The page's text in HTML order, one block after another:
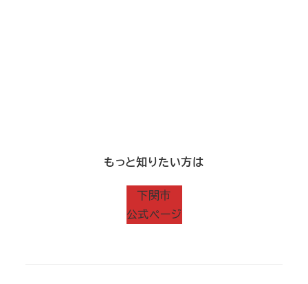
もっと知りたい方は
下関市
公式ページ